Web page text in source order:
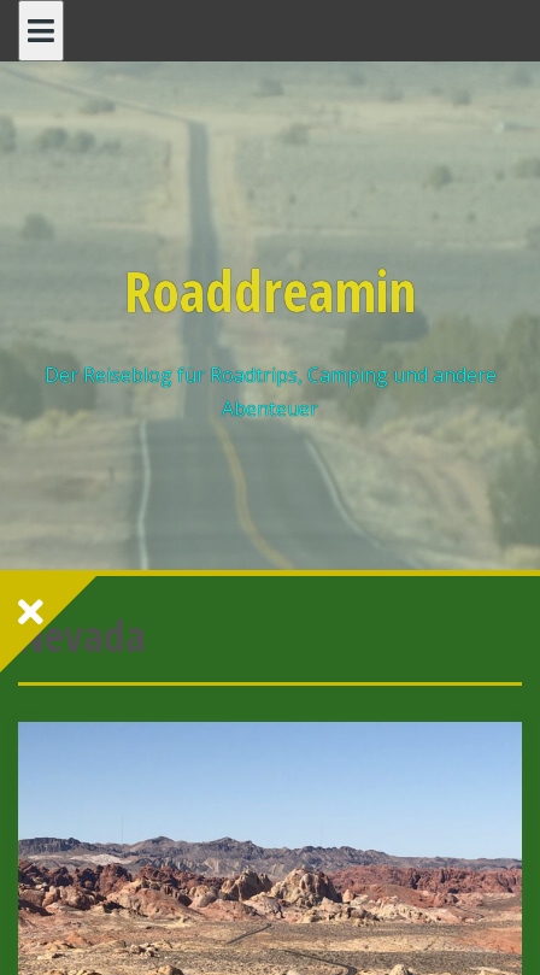
Roaddreamin
Der Reiseblog für Roadtrips, Camping und andere
Abenteuer
Nevada